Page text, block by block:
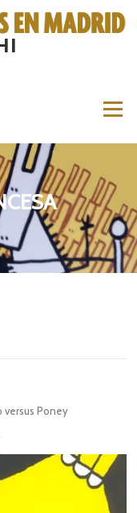
Menú
versus Poney